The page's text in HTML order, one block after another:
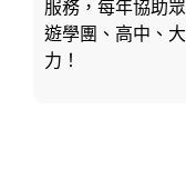
服務，每年協助
遊學團、高中、
力！